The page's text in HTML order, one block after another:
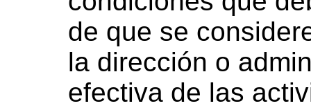
de que se
la dirección o
efectiva de las